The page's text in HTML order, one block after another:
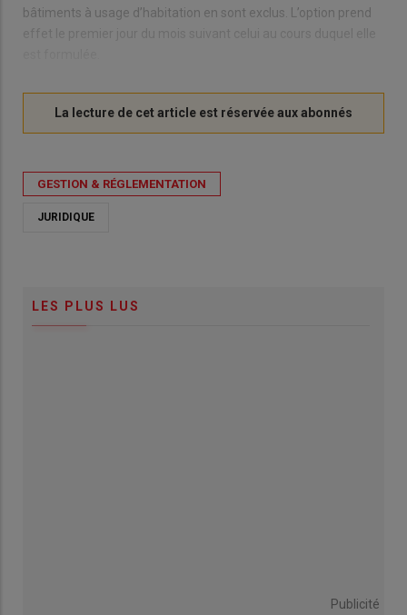
bâtiments à usage d’habitation en sont exclus. L’option prend
GESTION & RÉGLEMENTATION
JURIDIQUE
LES PLUS LUS
Publicité